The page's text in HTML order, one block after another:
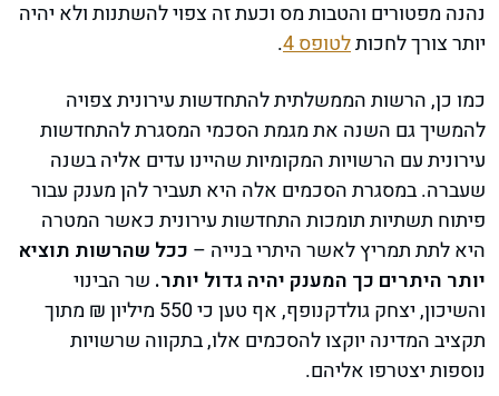
נהנה מפטורים והטבות מס וכעת זה צפוי להשתנות ולא יהיה
יותר צורך לחכותלטופס 4 .
כמו כן, הרשות הממשלתית להתחדשות עירונית צפויה
להמשיך גם השנה את מגמת הסכמי המסגרת להתחדשות
עירונית עם הרשויות המקומיות שהיינו עדים אליה בשנה
שעברה. במסגרת הסכמים אלה היא תעביר להן מענק עבור
פיתוח תשתיות תומכות התחדשות עירונית כאשר המטרה
היא לתת תמריץ לאשר היתרי בנייה – ככל שהרשות תוציא
יותר היתרים כך המענק יהיה גדול יותר. שר הבינוי
והשיכון, יצחק גולדקנופף, אף טען כי 550 מיליון ₪ מתוך
תקציב המדינה יוקצו להסכמים אלו, בתקווה שרשויות
נוספות יצטרפו אליהם.